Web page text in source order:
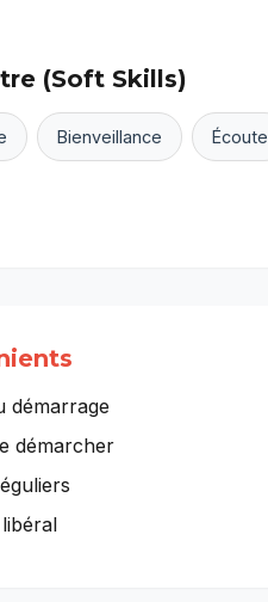
(Soft Skills)
Bienveillance Écoute
démarrage
démarcher